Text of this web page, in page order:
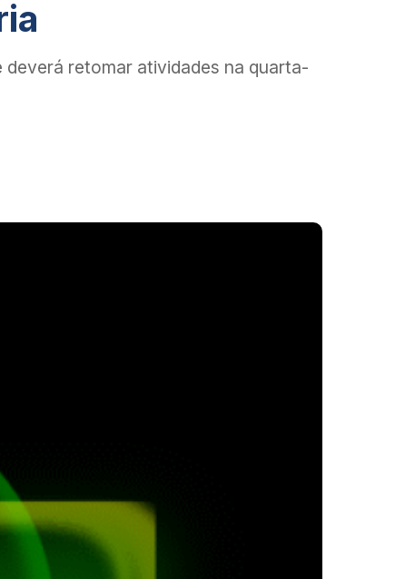
retomar atividades na quarta-